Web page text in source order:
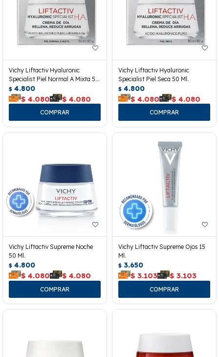
Vichy Liftactiv Hyaluronic
Specialist Piel Normal A Mixta 50
Ml.
$ 4.800
$ 4.080 $ 4.080
Vichy Liftactiv Hyaluronic
Specialist Piel Seca 50 Ml.
$ 4.800
$ 4.080 $ 4.080
Vichy Liftactiv Supreme Noche
50 Ml.
$ 4.800
$ 4.080 $ 4.080
Vichy Liftactiv Supreme Ojos 15
Ml.
$ 3.650
$ 3.103 $ 3.103